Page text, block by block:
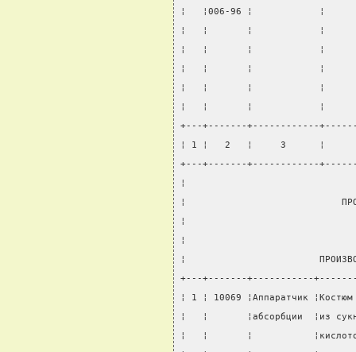
¦   ¦006-96 ¦            ¦
¦   ¦       ¦            ¦
¦   ¦       ¦            ¦
¦   ¦       ¦            ¦
¦   ¦       ¦            ¦
¦   ¦       ¦            ¦
+---+-------+------------
¦ 1 ¦   2   ¦     3      ¦
+---+-------+------------
¦
¦
¦
¦
¦
+---+-------+-----------
¦ 1 ¦ 10069 ¦Аппаратчик
¦   ¦       ¦абсорбции  ¦из
¦   ¦       ¦